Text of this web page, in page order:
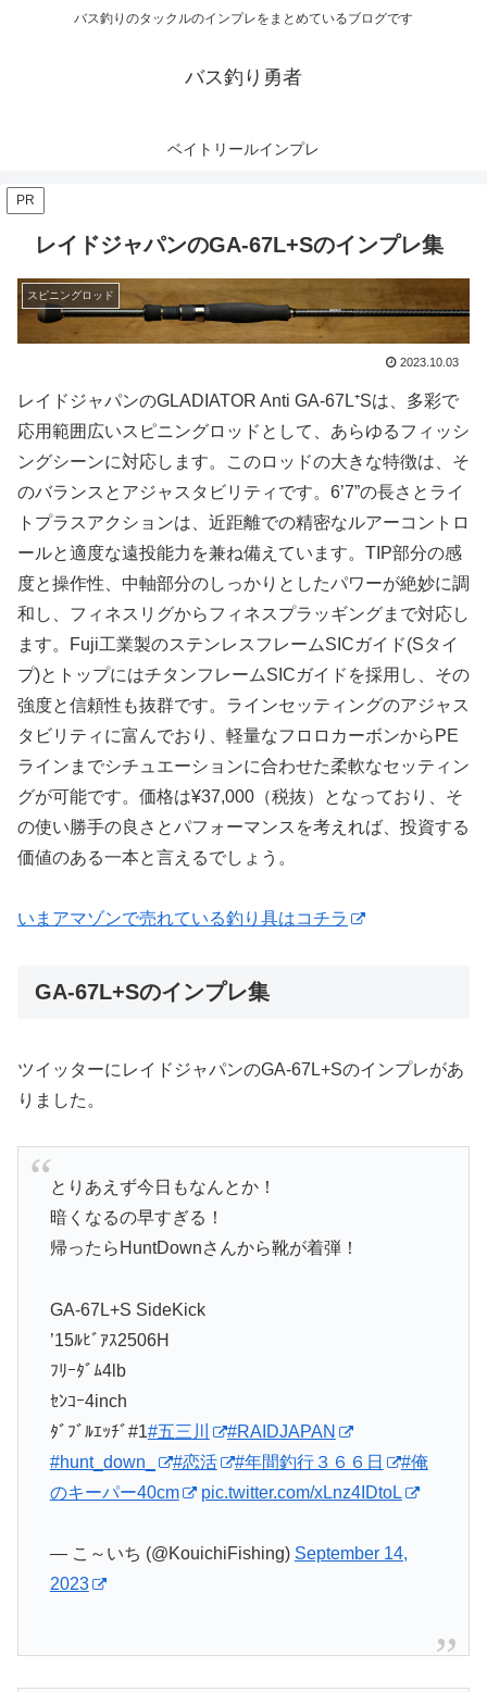
バス釣りのタックルのインプレをまとめているブログです
バス釣り勇者
ベイトリールインプレ
PR
レイドジャパンのGA-67L+Sのインプレ集
スピニングロッド
2023.10.03
レイドジャパンのGLADIATOR Anti GA-67L⁺Sは、多彩で
応用範囲広いスピニングロッドとして、あらゆるフィッシ
ングシーンに対応します。このロッドの大きな特徴は、そ
のバランスとアジャスタビリティです。6’7”の長さとライ
トプラスアクションは、近距離での精密なルアーコントロ
ールと適度な遠投能力を兼ね備えています。TIP部分の感
度と操作性、中軸部分のしっかりとしたパワーが絶妙に調
和し、フィネスリグからフィネスプラッギングまで対応し
ます。Fuji工業製のステンレスフレームSICガイド(Sタイ
プ)とトップにはチタンフレームSICガイドを採用し、その
強度と信頼性も抜群です。ラインセッティングのアジャス
タビリティに富んでおり、軽量なフロロカーボンからPE
ラインまでシチュエーションに合わせた柔軟なセッティン
グが可能です。価格は¥37,000（税抜）となっており、そ
の使い勝手の良さとパフォーマンスを考えれば、投資する
価値のある一本と言えるでしょう。
いまアマゾンで売れている釣り具はコチラ
GA-67L+Sのインプレ集
ツイッターにレイドジャパンのGA-67L+Sのインプレがあ
りました。
とりあえず今日もなんとか！
暗くなるの早すぎる！
帰ったらHuntDownさんから靴が着弾！
GA-67L+S SideKick
’15ﾙﾋﾞｱｽ2506H
ﾌﾘｰﾀﾞﾑ4lb
ｾﾝｺｰ4inch
ﾀﾞﾌﾞﾙｴｯﾁﾞ#1#五三川
#RAIDJAPAN
#hunt_down_
#恋活 #年間釣行３６６日
#俺
のキーパー40cm
pic.twitter.com/xLnz4IDtoL
— こ～いち (@KouichiFishing) September 14,
2023